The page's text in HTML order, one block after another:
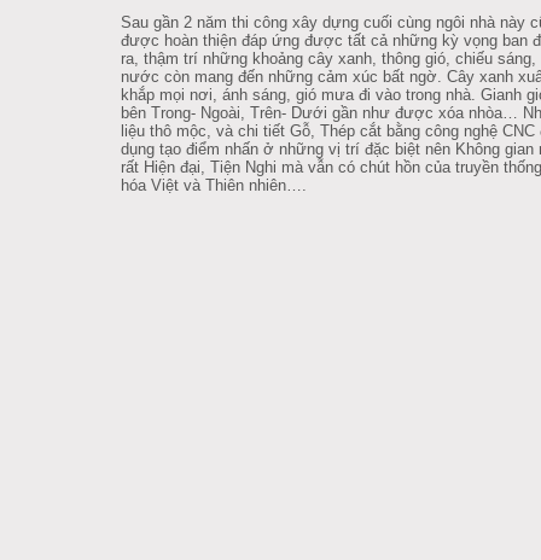
Sau gần 2 năm thi công xây dựng cuối cùng ngôi nhà này
được hoàn thiện đáp ứng được tất cả những kỳ vọng ban
ra, thậm trí những khoảng cây xanh, thông gió, chiếu sáng,
nước còn mang đến những cảm xúc bất ngờ. Cây xanh
khắp mọi nơi, ánh sáng, gió mưa đi vào trong nhà. Gianh
bên Trong- Ngoài, Trên- Dưới gần như được xóa nhòa…
liệu thô mộc, và chi tiết Gỗ, Thép cắt bằng công nghệ
dụng tạo điểm nhấn ở những vị trí đặc biệt nên Không gian
rất Hiện đại, Tiện Nghi mà vẫn có chút hồn của truyền
hóa Việt và Thiên nhiên….